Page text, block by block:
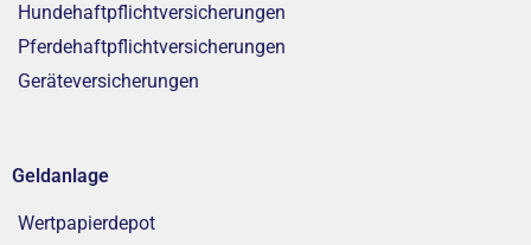
Hundehaftpflichtversicherungen
Pferdehaftpflichtversicherungen
Geräteversicherungen
Geldanlage
Wertpapierdepot